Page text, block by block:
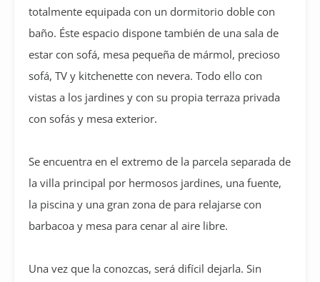
totalmente equipada con un dormitorio doble con
baño. Éste espacio dispone también de una sala de
estar con sofá, mesa pequeña de mármol, precioso
sofá, TV y kitchenette con nevera. Todo ello con
vistas a los jardines y con su propia terraza privada
con sofás y mesa exterior.
Se encuentra en el extremo de la parcela separada de
la villa principal por hermosos jardines, una fuente,
la piscina y una gran zona de para relajarse con
barbacoa y mesa para cenar al aire libre.
Una vez que la conozcas, será difícil dejarla. Sin